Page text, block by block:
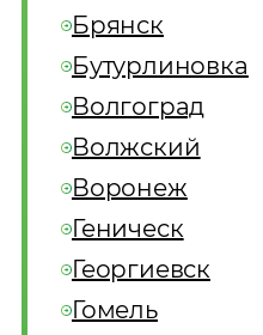
Брянск
Бутурлиновка
Волгоград
Волжский
Воронеж
Геническ
Георгиевск
Гомель